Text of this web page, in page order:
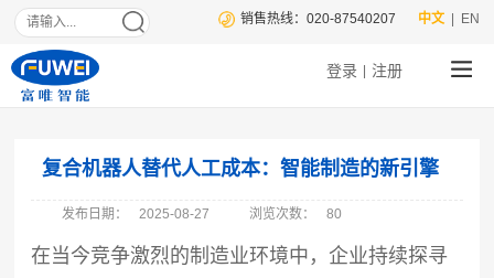
| EN
中文
销售热线：020-87540207
登录 注册
复合机器人替代人工成本：智能制造的新引擎
发布日期： 2025-08-27 浏览次数： 80
在当今竞争激烈的制造业环境中，企业持续探寻